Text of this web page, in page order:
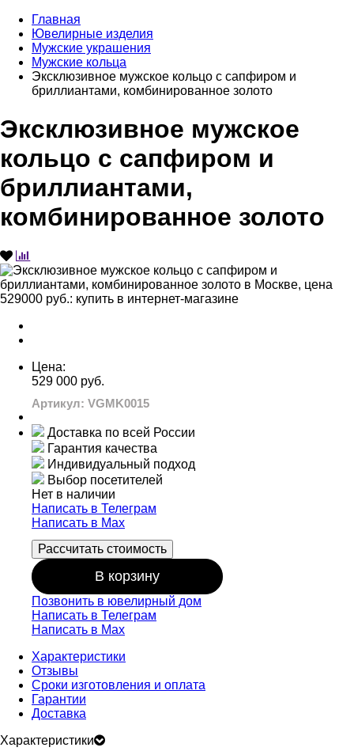
Главная
Ювелирные изделия
Мужские украшения
Мужские кольца
Эксклюзивное мужское кольцо с сапфиром и
бриллиантами, комбинированное золото
Эксклюзивное мужское
кольцо с сапфиром и
бриллиантами,
комбинированное золото
Цена:
529 000 руб.
Артикул: VGMK0015
Доставка по всей России
Гарантия качества
Индивидуальный подход
Выбор посетителей
Нет в наличии
Написать в Телеграм
Написать в Мах
Рассчитать стоимость
В корзину
Позвонить в ювелирный дом
Написать в Телеграм
Написать в Мах
Характеристики
Отзывы
Сроки изготовления и оплата
Гарантии
Доставка
Характеристики